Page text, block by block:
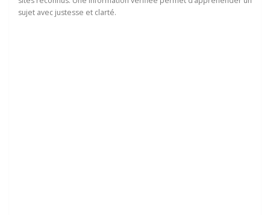
sujet avec justesse et clarté.